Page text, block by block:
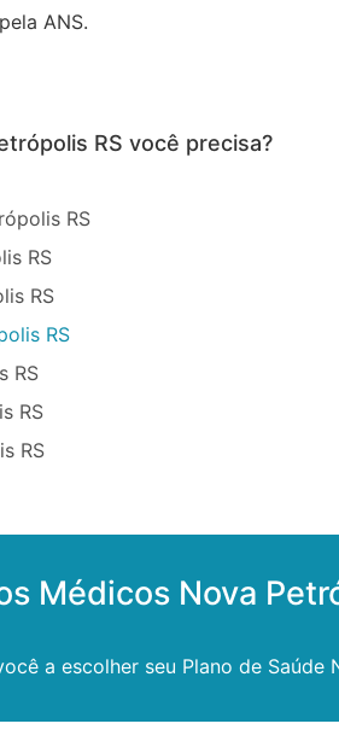
ANS.
RS você precisa?
RS
RS
RS
RS
RS
RS
RS
Médicos Nova
a escolher seu Plano de Saúde